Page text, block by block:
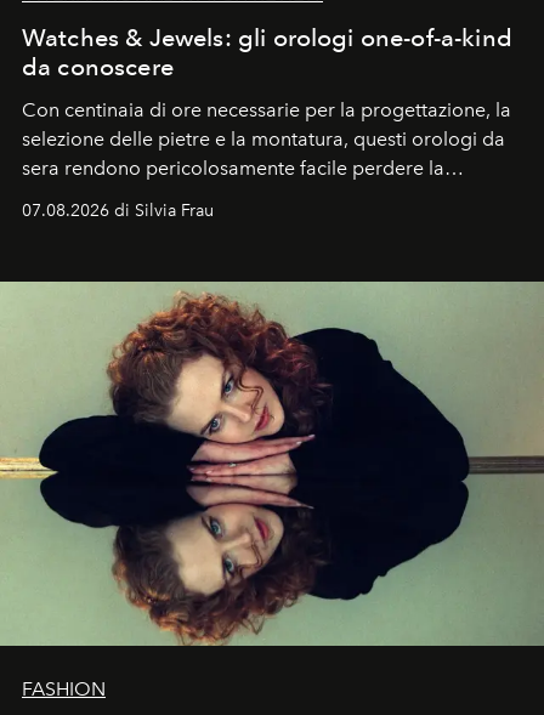
Watches & Jewels: gli orologi one-of-a-kind
da conoscere
Con centinaia di ore necessarie per la progettazione, la
selezione delle pietre e la montatura, questi orologi da
sera rendono pericolosamente facile perdere la
cognizione del tempo. Ma con quadranti così
07.08.2026 di Silvia Frau
FASHION